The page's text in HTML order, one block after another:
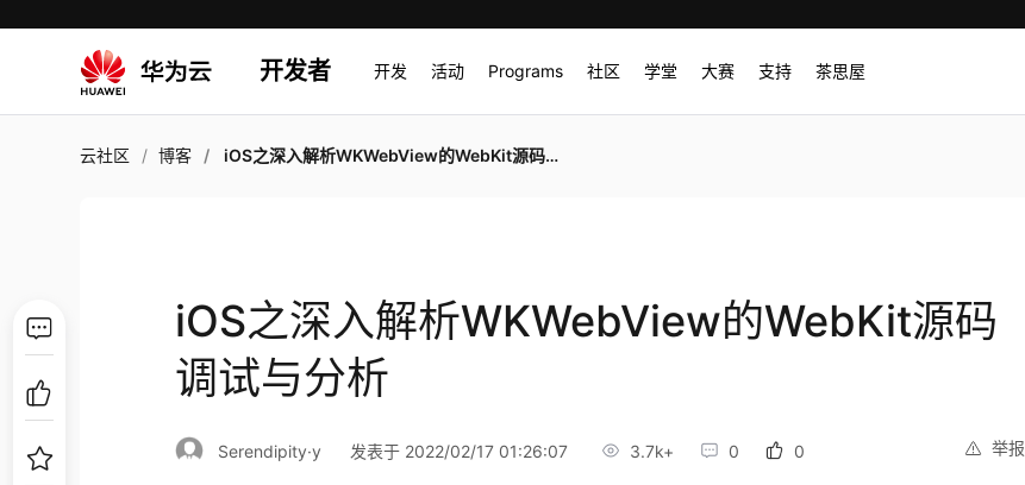
开发者 开发 活动 Programs 社区 学堂 大赛 支持 茶思屋
云社区 博客 iOS之深入解析WKWebView的WebKit源码调试与分析
iOS之深入解析WKWebView的WebKit源码
调试与分析
举报
Serendipity·y 发表于 2022/02/17 01:26:07 3.7k+ 0 0